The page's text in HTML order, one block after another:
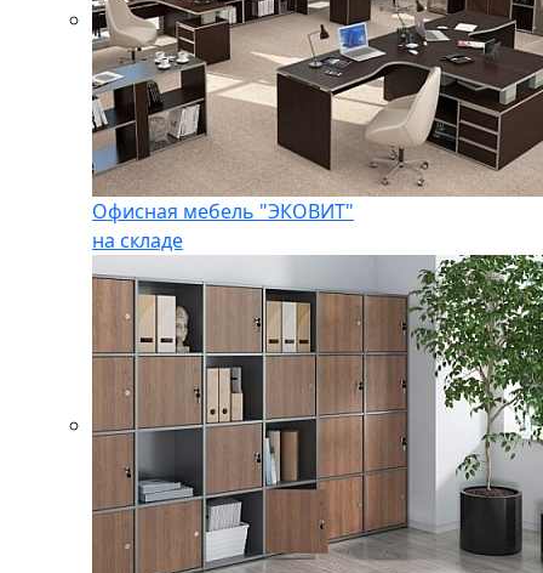
Офисная мебель "ЭКОВИТ"
на складе